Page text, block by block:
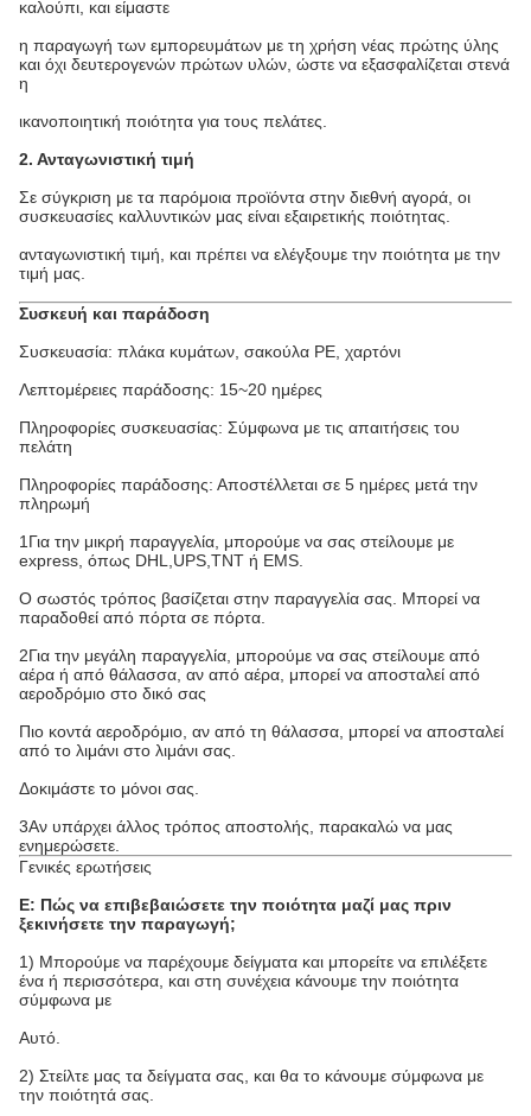
καλούπι, και είμαστε
η παραγωγή των εμπορευμάτων με τη χρήση νέας πρώτης ύλης
και όχι δευτερογενών πρώτων υλών, ώστε να εξασφαλίζεται στενά
η
ικανοποιητική ποιότητα για τους πελάτες.
2. Ανταγωνιστική τιμή
Σε σύγκριση με τα παρόμοια προϊόντα στην διεθνή αγορά, οι
συσκευασίες καλλυντικών μας είναι εξαιρετικής ποιότητας.
ανταγωνιστική τιμή, και πρέπει να ελέγξουμε την ποιότητα με την
τιμή μας.
Συσκευή και παράδοση
Συσκευασία: πλάκα κυμάτων, σακούλα PE, χαρτόνι
Λεπτομέρειες παράδοσης: 15~20 ημέρες
Πληροφορίες συσκευασίας: Σύμφωνα με τις απαιτήσεις του
πελάτη
Πληροφορίες παράδοσης: Αποστέλλεται σε 5 ημέρες μετά την
πληρωμή
1Για την μικρή παραγγελία, μπορούμε να σας στείλουμε με
express, όπως DHL,UPS,TNT ή EMS.
Ο σωστός τρόπος βασίζεται στην παραγγελία σας. Μπορεί να
παραδοθεί από πόρτα σε πόρτα.
2Για την μεγάλη παραγγελία, μπορούμε να σας στείλουμε από
αέρα ή από θάλασσα, αν από αέρα, μπορεί να αποσταλεί από
αεροδρόμιο στο δικό σας
Πιο κοντά αεροδρόμιο, αν από τη θάλασσα, μπορεί να αποσταλεί
από το λιμάνι στο λιμάνι σας.
Δοκιμάστε το μόνοι σας.
3Αν υπάρχει άλλος τρόπος αποστολής, παρακαλώ να μας
ενημερώσετε.
Γενικές ερωτήσεις
Ε: Πώς να επιβεβαιώσετε την ποιότητα μαζί μας πριν
ξεκινήσετε την παραγωγή;
1) Μπορούμε να παρέχουμε δείγματα και μπορείτε να επιλέξετε
ένα ή περισσότερα, και στη συνέχεια κάνουμε την ποιότητα
σύμφωνα με
Αυτό.
2) Στείλτε μας τα δείγματα σας, και θα το κάνουμε σύμφωνα με
την ποιότητά σας.